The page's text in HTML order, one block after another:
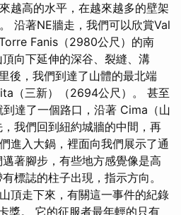
越高的水平，在越來越多的壁架
沿著NE牆走，我們可以欣賞Val
Fanis（2980公尺）的南
向下延伸的深谷、裂縫、溝
後，我們到達了山體的最北端
（三新）（2694公尺）。 甚至
達了一個路口，沿著 Cima（山
我們回到紐約城牆的中間，再
進入大鍋，裡面向我們展示了通
著腳步，有些地方感覺像是高
標誌的柱子出現，指示方向。
頂走下來，有關這一事件的紀錄
獎。 它的征服者最年輕的只有